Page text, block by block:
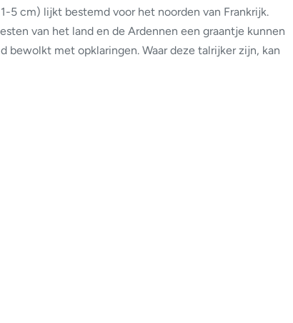
5 cm) lijkt bestemd voor het noorden van Frankrijk.
van het land en de Ardennen een graantje kunnen
bewolkt met opklaringen. Waar deze talrijker zijn, kan